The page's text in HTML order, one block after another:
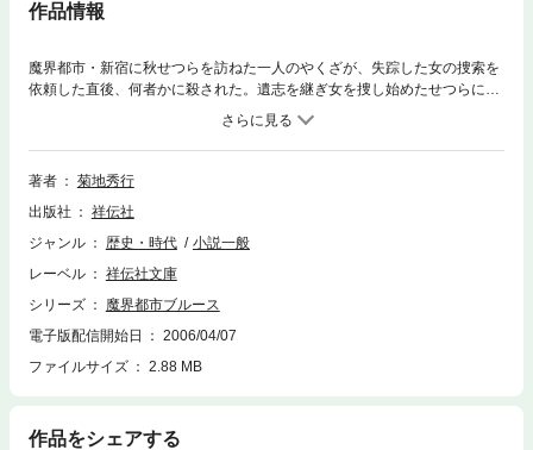
作品情報
魔界都市・新宿に秋せつらを訪ねた一人のやくざが、失踪した女の捜索を
依頼した直後、何者かに殺された。遺志を継ぎ女を捜し始めたせつらに、
なぜか米軍特殊戦略部隊の異能戦闘集団が襲いかかる！やがて明かされる
女の正体とは？大人気「魔界都市ブルース」シリーズの傑作長編。
著者
菊地秀行
出版社
祥伝社
ジャンル
歴史・時代
小説一般
レーベル
祥伝社文庫
シリーズ
魔界都市ブルース
電子版配信開始日
2006/04/07
ファイルサイズ
2.88 MB
作品をシェアする